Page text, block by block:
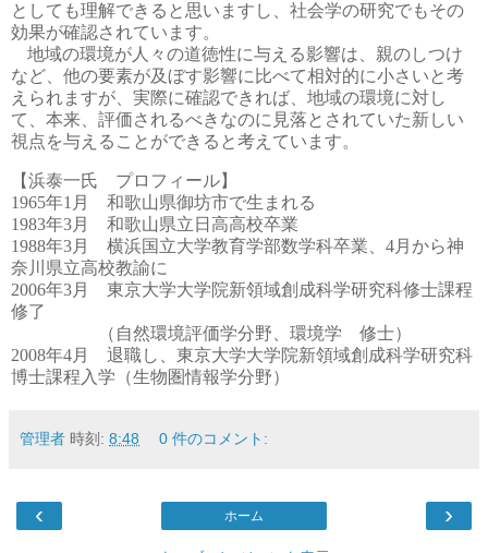
としても理解できると思いますし、社会学の研究でもその
効果が確認されています。
地域の環境が人々の道徳性に与える影響は、親のしつけ
など、他の要素が及ぼす影響に比べて相対的に小さいと考
えられますが、実際に確認できれば、地域の環境に対し
て、本来、評価されるべきなのに見落とされていた新しい
視点を与えることができると考えています。
【浜泰一氏 プロフィール】
1965年1 月 和歌山県御坊市で生まれる
1983年3月 和歌山県立日高高校卒業
1988年3月 横浜国立大学教育学部数学科卒業、 4月から神
奈川県立高校教諭に
2006年3月 東京大学大学院新領域創成科学研究科修士課程
修了
（自然環境評価学分野、環境学 修士）
2008年4月 退職し、東京大学大学院新領域創成科学研究科
博士課程入学（生物圏情報学分野）
管理者 時刻: 8:48 0 件のコメント:
‹ ›
ホーム